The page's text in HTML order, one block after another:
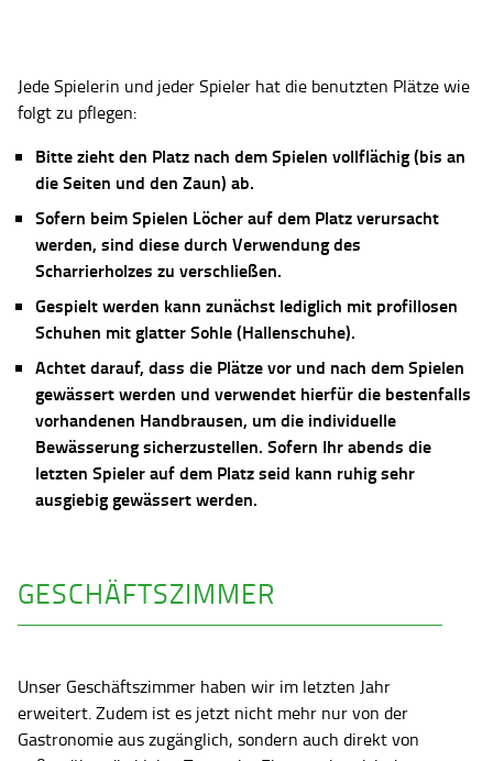
Jede Spielerin und jeder Spieler hat die benutzten Plätze wie
folgt zu pflegen:
Bitte zieht den Platz nach dem Spielen vollflächig (bis an
die Seiten und den Zaun) ab.
Sofern beim Spielen Löcher auf dem Platz verursacht
werden, sind diese durch Verwendung des
Scharrierholzes zu verschließen.
Gespielt werden kann zunächst lediglich mit profillosen
Schuhen mit glatter Sohle (Hallenschuhe).
Achtet darauf, dass die Plätze vor und nach dem Spielen
gewässert werden und verwendet hierfür die bestenfalls
vorhandenen Handbrausen, um die individuelle
Bewässerung sicherzustellen. Sofern Ihr abends die
letzten Spieler auf dem Platz seid kann ruhig sehr
ausgiebig gewässert werden.
GESCHÄFTSZIMMER
Unser Geschäftszimmer haben wir im letzten Jahr
erweitert. Zudem ist es jetzt nicht mehr nur von der
Gastronomie aus zugänglich, sondern auch direkt von